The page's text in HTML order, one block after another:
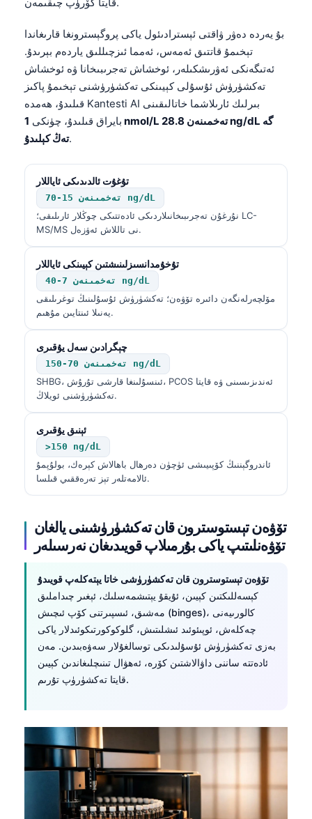
تېخىمۇ قاتتىق ئەمەس، ئەمما ئىزچىللىق ياردەم بېرىدۇ.
ئەتىگەنكى ئەۋرىشكىلەر، ئوخشاش تەجرىبىخانا ۋە ئوخشاش
تەكشۈرۈش ئۇسۇلى كېيىنكى تەكشۈرۈشنى تېخىمۇ پاكىز
قىلىدۇ، ھەمدە Kantesti AI بىرلىك ئارىلاشما خاتالىقىنى
بايراق قىلىدۇ، چۈنكى 1 nmol/L تەخمىنەن 28.8 ng/dL گە
تەڭ كېلىدۇ.
تۇغۇت ئالدىدىكى ئاياللار
تەخمىنەن 15-70 ng/dL
نۇرغۇن تەجرىبىخانىلاردىكى ئادەتتىكى چوڭلار ئارىلىقى؛ LC-
MS/MS نى تاللاش ئەۋزەل.
تۇخۇمدانسىزلىنىشتىن كېيىنكى ئاياللار
تەخمىنەن 7-40 ng/dL
مۆلچەرلەنگەن دائىرە تۆۋەن؛ تەكشۈرۈش ئۇسۇلىنىڭ توغرىلىقى
يەنىلا ئىنتايىن مۇھىم.
چېگرادىن سەل يۇقىرى
SHBG، ئىنسۇلىنغا قارشى تۇرۇش، PCOS ئەندىزىسىنى ۋە قايتا
تەكشۈرۈشنى ئويلاڭ.
ئېنىق يۇقىرى
>150 ng/dL
ئاندروگېننىڭ كۆپىيىشى ئۈچۈن دەرھال باھالاش كېرەك، بولۇپمۇ
تۆۋەنلىتىپ ياكى بۇرمىلاپ قويىدىغان نەرسىلەر
كېسەللىكتىن كېيىن، ئۇيقۇ يېتىشمەسلىك، ئېغىر چىداملىق
مەشىق، ئىسپىرتنى كۆپ ئىچىش (binges)، كالورىيەنى
چەكلەش، ئوپىئوئىد ئىشلىتىش، گلوكوكورتىكوئىدلار ياكى
بەزى تەكشۈرۈش ئۇسۇلىدىكى توسالغۇلار سەۋەبىدىن. مەن
ئادەتتە ساننى داۋالاشتىن كۆرە، ئەھۋال تىنىچلىغاندىن كېيىن
قايتا تەكشۈرۈپ تۇرىم.
Magyar
Shqip
বাংলা
اردو
தமிழ்
ગુજરાતી
ಕನ್ನಡ
മലയാളം
Bahasa Melayu
Tagalog
ភាសាខ្មែរ
Kiswahili
Українська
O‘zbekcha
Català
Қазақ тілі
Suomi
Hrvatski
Slovenčina
كوردی‎
پښتو
سنڌي
සිංහල
অসমীয়া
Galego
Latviešu valoda
Македонски јазик
Euskara
Gàidhlig
Occitan